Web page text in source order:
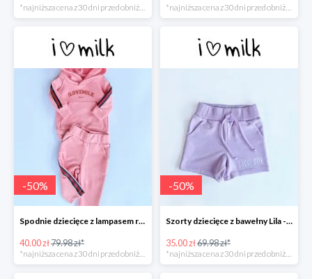
*najniższa cena z 30 dni przed obniżką *najniższa cena z 30 dni przed obniżką
-50%
Spodnie dziecięce z lampasem red Koralowy róż -50%
40.00 zł79.98 zł*
*najniższa cena z 30 dni przed obniżką
-50%
Szorty dziecięce z bawełny Lila -50%
35.00 zł69.98 zł*
*najniższa cena z 30 dni przed obniżką